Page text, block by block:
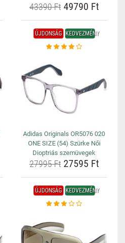
43390 Ft49790 Ft
ÚJDONSÁG KEDVEZMÉNY
Adidas Originals OR5076 020
ONE SIZE (54) Szürke Női
Dioptriás szemüvegek
27995 Ft27595 Ft
ÚJDONSÁG KEDVEZMÉNY